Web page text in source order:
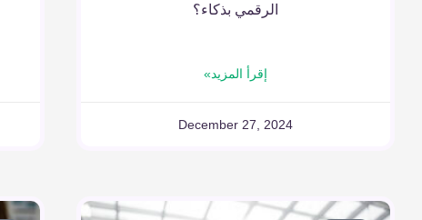
الرقمي بذكاء؟
إقرأ المزيد»
December 27, 2024